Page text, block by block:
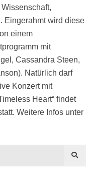
Eingerahmt wird diese
einem
mit
Cassandra Steen,
Natürlich darf
Konzert mit
Heart“ findet
Weitere Infos unter